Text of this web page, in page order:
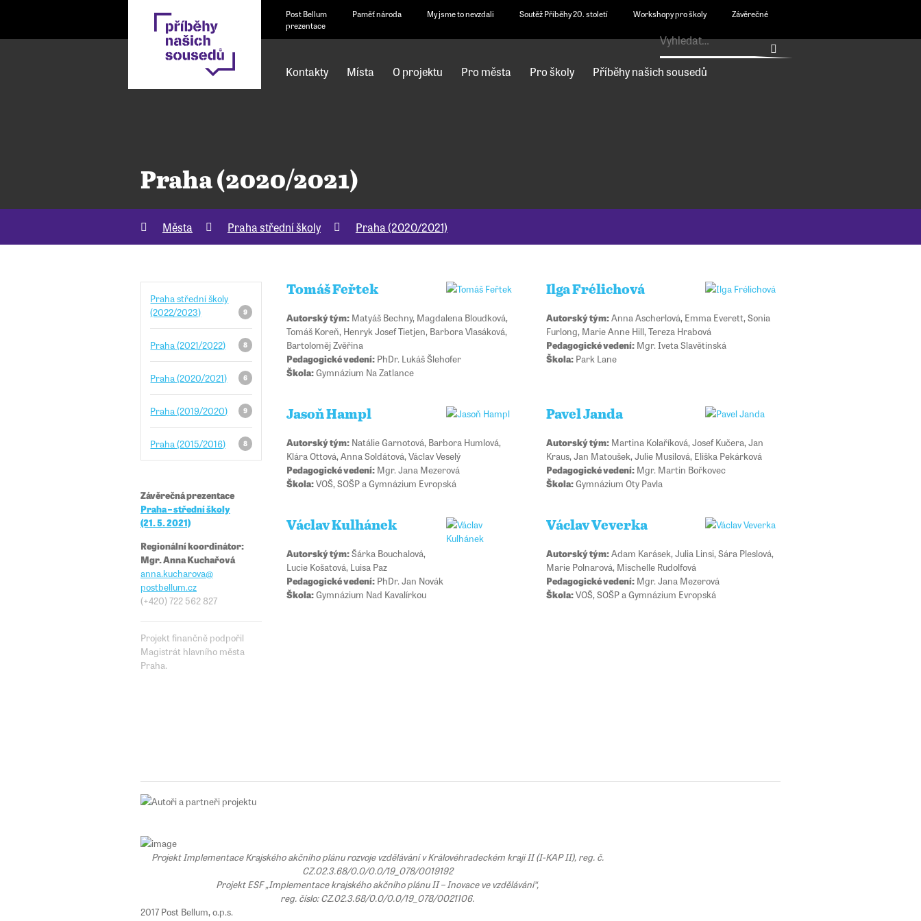
Post Bellum Paměť národa My jsme to nevzdali Soutěž Příběhy 20. století Workshopy pro školy
Závěrečné
prezentace
Kontakty Místa O projektu Pro města Pro školy Příběhy našich sousedů
Praha (2020/2021)
Města Praha střední školy Praha (2020/2021)
Praha střední školy
(2022/2023)
9
Praha (2021/2022) 8
Praha (2020/2021) 6
Praha (2019/2020) 9
Praha (2015/2016) 8
Závěrečná prezentace
Praha – střední školy
(21. 5. 2021)
Regionální koordinátor:
Mgr. Anna Kuchařová
anna.kucharova@​​
postbellum.cz
(+420) 722 562 827
Projekt finančně podpořil
Magistrát hlavního města
Praha.
Tomáš Feřtek
Autorský tým: Matyáš Bechny, Magdalena Bloudková,
Tomáš Koreň, Henryk Josef Tietjen, Barbora Vlasáková,
Bartoloměj Zvěřina
Pedagogické vedení: PhDr. Lukáš Šlehofer
Škola:Gymnázium Na Zatlance
Ilga Frélichová
Autorský tým:Anna Ascherlová, Emma Everett, Sonia
Furlong, Marie Anne Hill, Tereza Hrabová
Pedagogické vedení:Mgr. Iveta Slavětínská
Škola:Park Lane
Jasoň Hampl
Autorský tým: Natálie Garnotová, Barbora Humlová,
Klára Ottová, Anna Soldátová, Václav Veselý
Pedagogické vedení: Mgr. Jana Mezerová
Škola:VOŠ, SOŠP a Gymnázium Evropská
Pavel Janda
Autorský tým:Martina Kolaříková, Josef Kučera, Jan
Kraus, Jan Matoušek, Julie Musilová, Eliška Pekárková
Pedagogické vedení:Mgr. Martin Bořkovec
Škola:Gymnázium Oty Pavla
Václav Kulhánek
Autorský tým:Šárka Bouchalová,
Lucie Košatová, Luisa Paz
Pedagogické vedení: PhDr. Jan Novák
Škola:Gymnázium Nad Kavalírkou
Václav Veverka
Autorský tým:Adam Karásek, Julia Linsi, Sára Pleslová,
Marie Polnarová, Mischelle Rudolfová
Pedagogické vedení:Mgr. Jana Mezerová
Škola:VOŠ, SOŠP a Gymnázium Evropská
Projekt Implementace Krajského akčního plánu rozvoje vzdělávání v Královéhradeckém kraji II (I-KAP II), reg. č.
CZ.02.3.68/0.0/0.0/19_078/0019192
Projekt ESF „Implementace krajského akčního plánu II – Inovace ve vzdělávání“,
reg. číslo: CZ.02.3.68/0.0/0.0/19_078/0021106.
2017 Post Bellum, o.p.s.